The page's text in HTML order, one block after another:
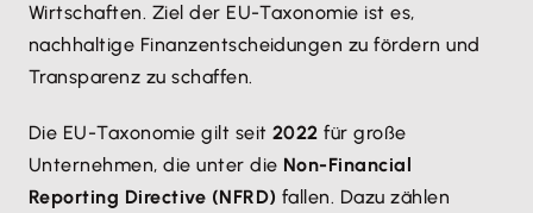
Wirtschaften. Ziel der EU-Taxonomie ist es,
nachhaltige Finanzentscheidungen zu fördern und
Transparenz zu schaffen.
Die EU-Taxonomie gilt seit 2022 für große
Unternehmen, die unter die Non-Financial
Reporting Directive (NFRD) fallen. Dazu zählen